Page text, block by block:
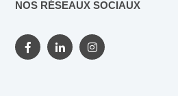
NOS RÉSEAUX SOCIAUX